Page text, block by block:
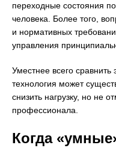
переходные состояния
человека. Более того,
и нормативных
управления
Уместнее всего сравнить
технология может
снизить нагрузку, но не
профессионала.
Когда